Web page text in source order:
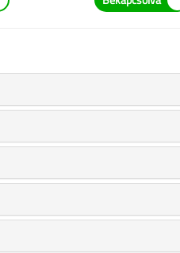
Ez a cikk a VL
le a